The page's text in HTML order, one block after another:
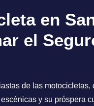
en
el
de las motocicletas,
y su próspera